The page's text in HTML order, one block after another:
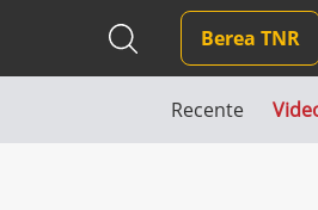
Berea TNR
Recente